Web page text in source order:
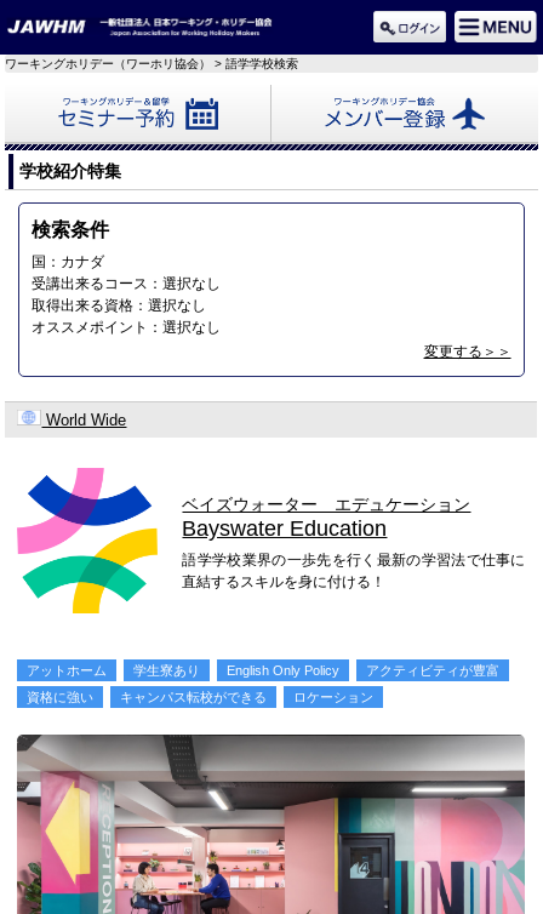
ワーキングホリデー（ワーホリ協会） > 語学学校検索
セミナー予約
メンバー登録
学校紹介特集
検索条件
国：カナダ
受講出来るコース：選択なし
取得出来る資格：選択なし
オススメポイント：選択なし
変更する＞＞
World Wide
ベイズウォーター エデュケーション
Bayswater Education
語学学校業界の一歩先を行く最新の学習法で仕事に
直結するスキルを身に付ける！
アットホーム 学生寮あり English Only Policy
アクティビティが豊富
資格に強い
キャンパス転校ができる ロケーション